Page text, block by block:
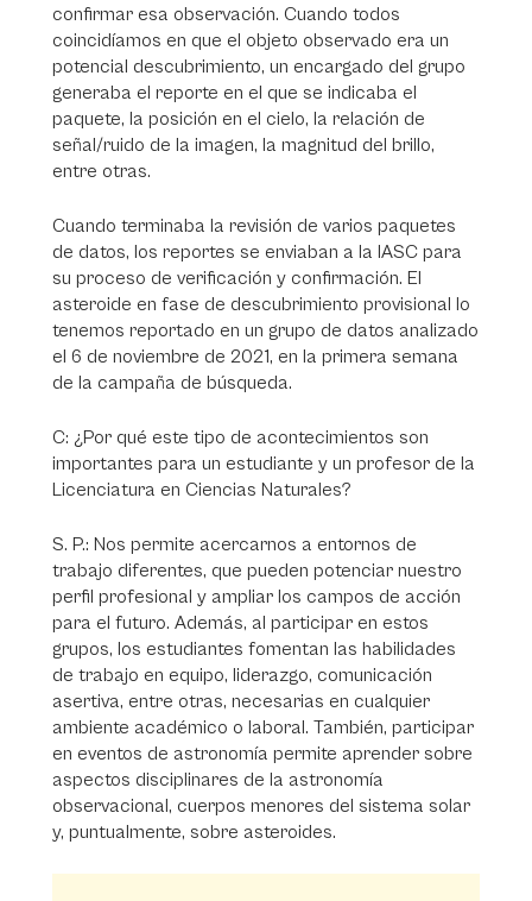
confirmar esa observación. Cuando todos
coincidíamos en que el objeto observado era un
potencial descubrimiento, un encargado del grupo
generaba el reporte en el que se indicaba el
paquete, la posición en el cielo, la relación de
señal/ruido de la imagen, la magnitud del brillo,
entre otras.
Cuando terminaba la revisión de varios paquetes
de datos, los reportes se enviaban a la IASC para
su proceso de verificación y confirmación. El
asteroide en fase de descubrimiento provisional lo
tenemos reportado en un grupo de datos analizado
el 6 de noviembre de 2021, en la primera semana
de la campaña de búsqueda.
C: ¿Por qué este tipo de acontecimientos son
importantes para un estudiante y un profesor de la
Licenciatura en Ciencias Naturales?
S. P.: Nos permite acercarnos a entornos de
trabajo diferentes, que pueden potenciar nuestro
perfil profesional y ampliar los campos de acción
para el futuro. Además, al participar en estos
grupos, los estudiantes fomentan las habilidades
de trabajo en equipo, liderazgo, comunicación
asertiva, entre otras, necesarias en cualquier
ambiente académico o laboral. También, participar
en eventos de astronomía permite aprender sobre
aspectos disciplinares de la astronomía
observacional, cuerpos menores del sistema solar
y, puntualmente, sobre asteroides.